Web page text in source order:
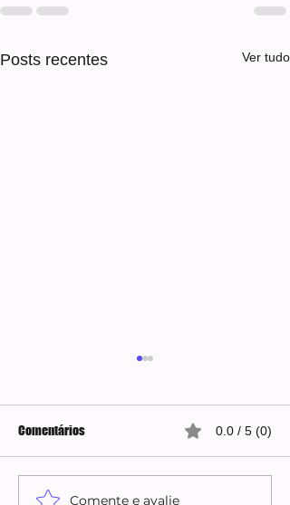
Posts recentes Ver tudo
Comentários 0.0 / 5 (0)
Comente e avalie